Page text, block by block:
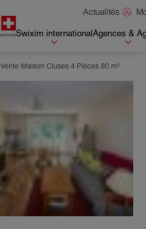
Actualités
Swixim internationalAgences &
Vente Maison Cluses 4 Pièces 80 m²